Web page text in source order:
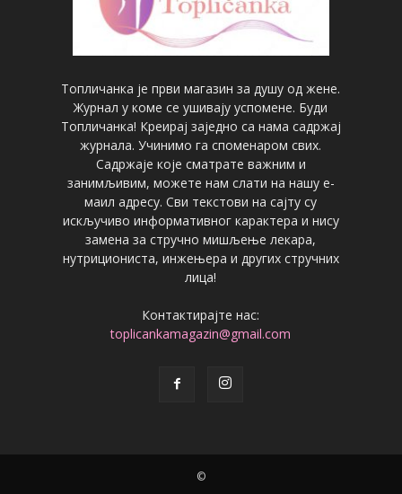
Топличанка је први магазин за душу од жене.
Журнал у коме се ушивају успомене. Буди
Топличанка! Креирај заједно са нама садржај
журнала. Учинимо га споменаром свих.
Садржаје које сматрате важним и
занимљивим, можете нам слати на нашу е-
маил адресу. Сви текстови на сајту су
искључиво информативног карактера и нису
замена за стручно мишљење лекара,
нутрициониста, инжењера и других стручних
лица!
Контактирајте нас:
toplicankamagazin@gmail.com
©